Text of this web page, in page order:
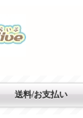
送料/お支払い